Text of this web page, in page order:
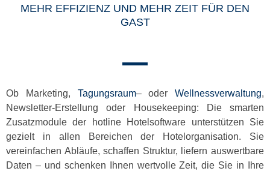
MEHR EFFIZIENZ UND MEHR ZEIT FÜR DEN
GAST
Ob Marketing, Tagungsraum– oder Wellnessverwaltung,
Newsletter-Erstellung oder Housekeeping: Die smarten
Zusatzmodule der hotline Hotelsoftware unterstützen Sie
gezielt in allen Bereichen der Hotelorganisation. Sie
vereinfachen Abläufe, schaffen Struktur, liefern auswertbare
Daten – und schenken Ihnen wertvolle Zeit, die Sie in Ihre